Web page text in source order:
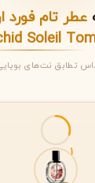
و خوراکی
اغواگر
و تابستانی با
و خامه را در
عطر تام فورد
تطابق نت‌های
1